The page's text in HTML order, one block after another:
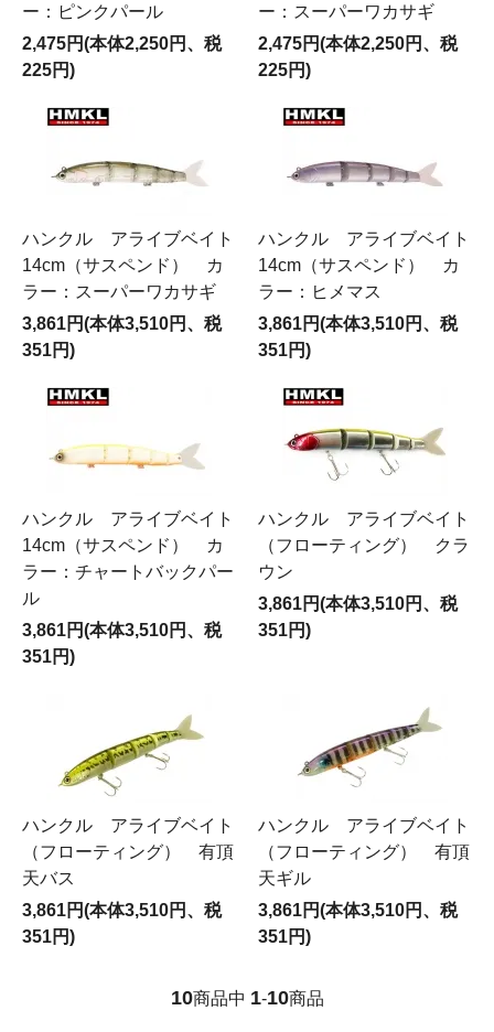
ー：ピンクパール
2,475円(本体2,250円、税
225円)
ー：スーパーワカサギ
2,475円(本体2,250円、税
225円)
ハンクル アライブベイト
14cm（サスペンド） カ
ラー：スーパーワカサギ
3,861円(本体3,510円、税
351円)
ハンクル アライブベイト
14cm（サスペンド） カ
ラー：ヒメマス
3,861円(本体3,510円、税
351円)
ハンクル アライブベイト
14cm（サスペンド） カ
ラー：チャートバックパー
ル
3,861円(本体3,510円、税
351円)
ハンクル アライブベイト
（フローティング） クラ
ウン
3,861円(本体3,510円、税
351円)
ハンクル アライブベイト
（フローティング） 有頂
天バス
3,861円(本体3,510円、税
351円)
ハンクル アライブベイト
（フローティング） 有頂
天ギル
3,861円(本体3,510円、税
351円)
10商品中 1-10商品